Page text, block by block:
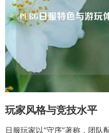
玩家风格与竞技水平
日服玩家以“守序”著称，团队